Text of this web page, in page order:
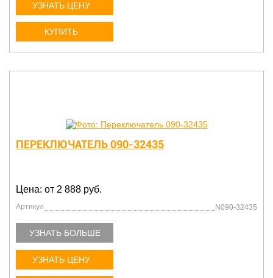
УЗНАТЬ ЦЕНУ
КУПИТЬ
ПЕРЕКЛЮЧАТЕЛЬ 090-32435
Цена: от 2 888 руб.
Артикул N090-32435
УЗНАТЬ БОЛЬШЕ
УЗНАТЬ ЦЕНУ